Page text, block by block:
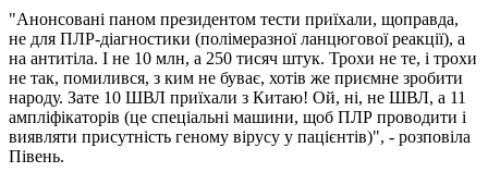
"Анонсовані паном президентом тести приїхали, щоправда,
не для ПЛР-діагностики (полімеразної ланцюгової реакції), а
на антитіла. І не 10 млн, а 250 тисяч штук. Трохи не те, і трохи
не так, помилився, з ким не буває, хотів же приємне зробити
народу. Зате 10 ШВЛ приїхали з Китаю! Ой, ні, не ШВЛ, а 11
ампліфікаторів (це спеціальні машини, щоб ПЛР проводити і
виявляти присутність геному вірусу у пацієнтів)", - розповіла
Півень.